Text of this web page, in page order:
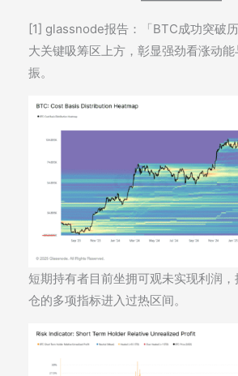
[1] glassnode报告：「BTC成功突破
大关键吸筹区上方，彰显强劲看涨动
振。
短期持有者目前坐拥可观未实现利润
仓的多项指标进入过热区间。